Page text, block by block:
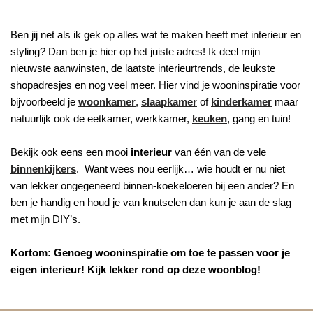
Ben jij net als ik gek op alles wat te maken heeft met interieur en
styling? Dan ben je hier op het juiste adres! Ik deel mijn
nieuwste aanwinsten, de laatste interieurtrends, de leukste
shopadresjes en nog veel meer. Hier vind je wooninspiratie voor
bijvoorbeeld je woonkamer, slaapkamer of kinderkamer maar
natuurlijk ook de eetkamer, werkkamer, keuken, gang en tuin!
Bekijk ook eens een mooi interieur van één van de vele
binnenkijkers. Want wees nou eerlijk… wie houdt er nu niet
van lekker ongegeneerd binnen-koekeloeren bij een ander? En
ben je handig en houd je van knutselen dan kun je aan de slag
met mijn DIY’s.
Kortom: Genoeg wooninspiratie om toe te passen voor je
eigen interieur! Kijk lekker rond op deze woonblog!